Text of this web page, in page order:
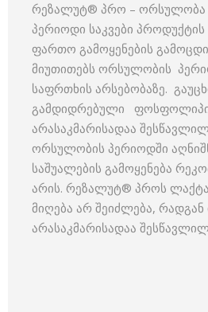
რეზალუტ® პრო – ორსულობა
პერიოდი საკვები
ფართო გამოყენების
მიუთითებს ორსულობის
საფრთხის არსებობაზე.
გამდიდრებული
არასაკმარისადაა
ორსულობის პერიოდში
საშუალების გამოყენება
არის. რეზალუტ® პროს
მიღება არ შეიძლება, რადგან
არასაკმარისადაა